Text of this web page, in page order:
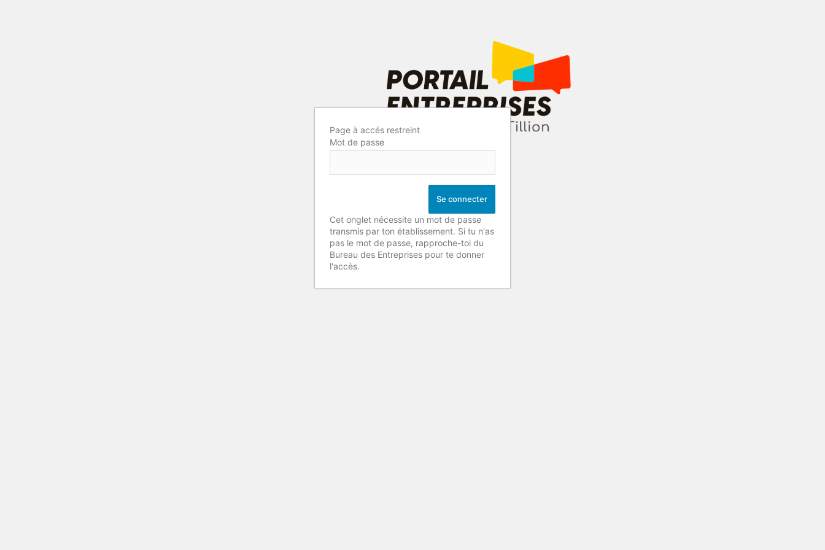
Page à accés restreint
Mot de passe
Cet onglet nécessite un mot de passe
transmis par ton établissement. Si tu n'as
pas le mot de passe, rapproche-toi du
Bureau des Entreprises pour te donner
l'accès.